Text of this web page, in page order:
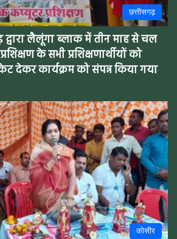
छत्तीसगढ़
द्वारा लैलूंगा ब्लाक में तीन माह से चल
के सभी प्रशिक्षणार्थीयों को
देकर कार्यक्रम को संपन्न किया गया
कोसीर